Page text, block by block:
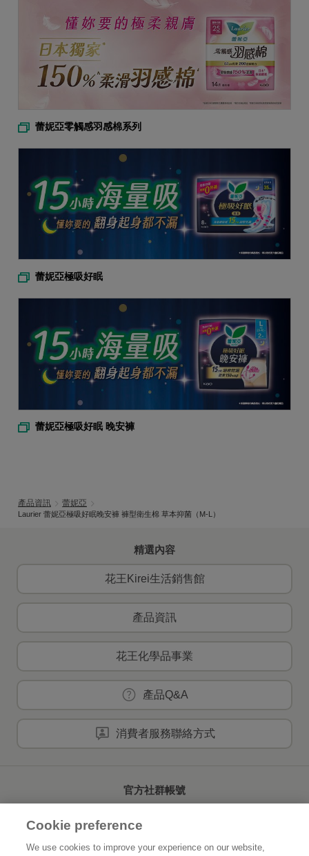
蕾妮亞零觸感羽感棉系列
蕾妮亞極吸好眠
蕾妮亞極吸好眠 晚安褲
產品資訊 蕾妮亞
Laurier 蕾妮亞極吸好眠晚安褲 褲型衛生棉 草本抑菌（M-L）
精選內容
花王Kirei生活銷售館
產品資訊
花王化學品事業
產品Q&A
消費者服務聯絡方式
官方社群帳號
Cookie preference
We use cookies to improve your experience on our website,